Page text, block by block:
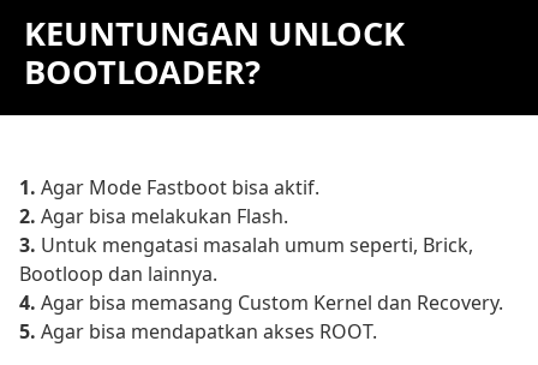
KEUNTUNGAN UNLOCK
BOOTLOADER?
1. Agar Mode Fastboot bisa aktif.
2. Agar bisa melakukan Flash.
3. Untuk mengatasi masalah umum seperti, Brick,
Bootloop dan lainnya.
4. Agar bisa memasang Custom Kernel dan Recovery.
5. Agar bisa mendapatkan akses ROOT.